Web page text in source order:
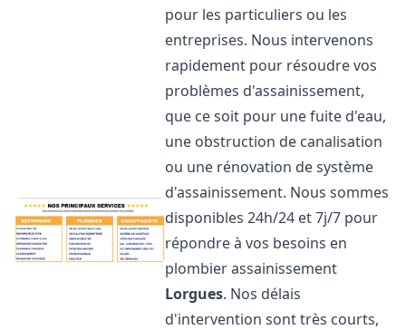
pour les particuliers ou les
entreprises. Nous intervenons
rapidement pour résoudre vos
problèmes d'assainissement,
que ce soit pour une fuite d'eau,
une obstruction de canalisation
ou une rénovation de système
d'assainissement. Nous sommes
disponibles 24h/24 et 7j/7 pour
répondre à vos besoins en
plombier assainissement
Lorgues. Nos délais
d'intervention sont très courts,